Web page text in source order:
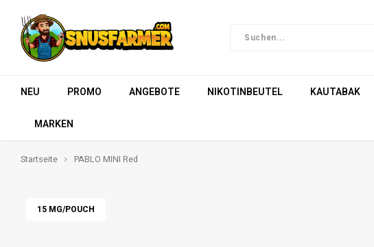
NEU PROMO ANGEBOTE NIKOTINBEUTEL KAUTABAK
MARKEN
Startseite PABLO MINI Red
15 MG/POUCH